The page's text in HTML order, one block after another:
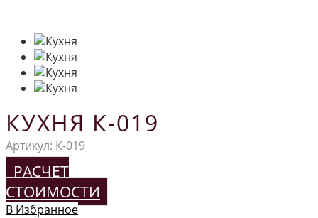
КУХНЯ К-019
Артикул: К-019
РАСЧЕТ
СТОИМОСТИ
В Избранное